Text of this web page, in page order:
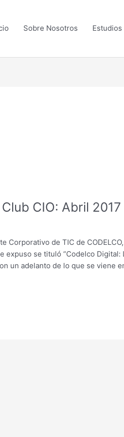
Sobre Nosotros Estudios
CIO: Abril 2017
Corporativo de TIC de
expuso se tituló “Codelco
un adelanto de lo que se viene